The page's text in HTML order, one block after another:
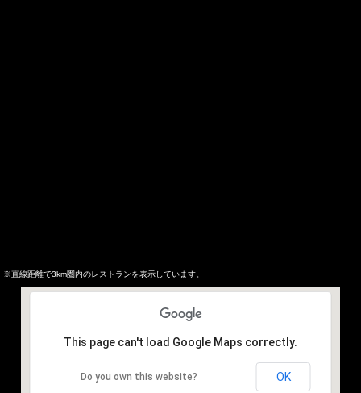
※直線距離で3km圏内のレストランを表示しています。
This page can't load Google Maps correctly.
Do you own this website? OK